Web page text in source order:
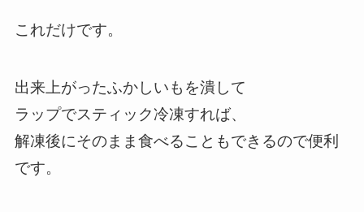
これだけです。
出来上がったふかしいもを潰して
ラップでスティック冷凍すれば、
解凍後にそのまま食べることもできるので便利
です。